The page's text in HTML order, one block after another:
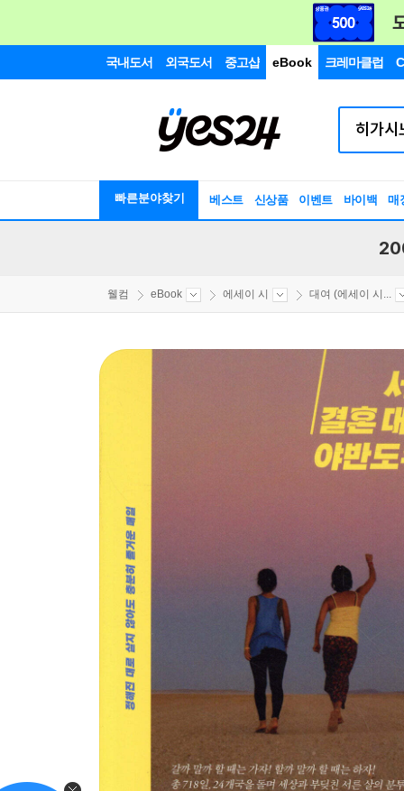
국내도서 외국도서 중고샵 eBook 크레마클럽
빠른분야찾기 베스트 신상품 이벤트 바이백 매
웰컴 eBook 에세이 시 대여 (에세이 시...